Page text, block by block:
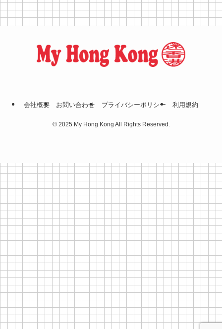
会社概要 お問い合わせ プライバシーポリシー 利⽤規約
©2025 My Hong Kong All Rights Reserved.